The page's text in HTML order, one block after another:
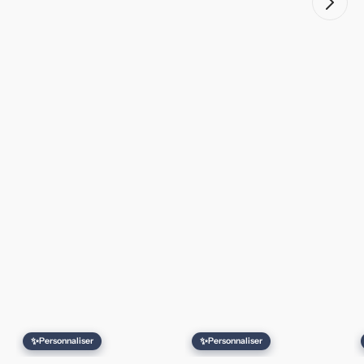
✨Personnaliser ✨Personnaliser